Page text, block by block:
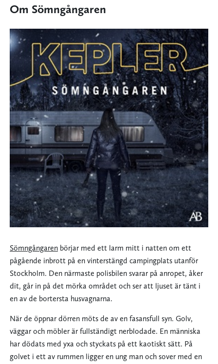
Om Sömngångaren
Sömngångaren börjar med ett larm mitt i natten om ett
pågående inbrott på en vinterstängd campingplats utanför
Stockholm. Den närmaste polisbilen svarar på anropet, åker
dit, går in på det mörka området och ser att ljuset är tänt i
en av de bortersta husvagnarna.
När de öppnar dörren möts de av en fasansfull syn. Golv,
väggar och möbler är fullständigt nerblodade. En människa
har dödats med yxa och styckats på ett kaotiskt sätt. På
golvet i ett av rummen ligger en ung man och sover med en